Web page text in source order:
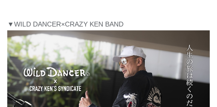
▼WILD DANCER×CRAZY KEN BAND